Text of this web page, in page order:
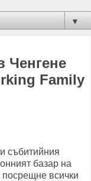
▼
Ченгене
Family
събитийния
базар на
всички